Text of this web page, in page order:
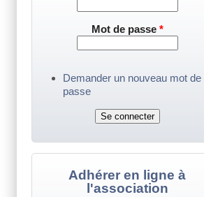
Mot de passe *
Demander un nouveau mot de
passe
Adhérer en ligne à
l'association